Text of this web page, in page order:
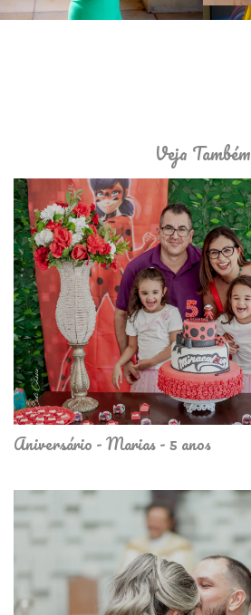
Veja Também
Aniversário - Marias - 5 anos